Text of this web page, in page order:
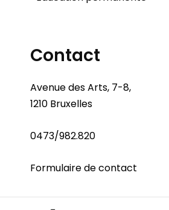
Contact
Avenue des Arts, 7-8,
1210 Bruxelles
0473/982.820
Formulaire de contact